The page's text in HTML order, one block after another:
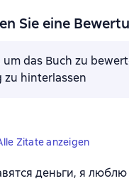
Sie eine
um das Buch zu
zu hinterlassen
Zitate anzeigen
деньги, я люблю